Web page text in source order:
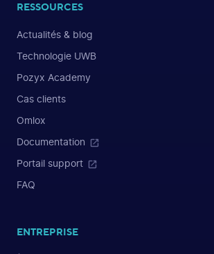
RESSOURCES
Actualités & blog
Technologie UWB
Pozyx Academy
Cas clients
Omlox
Documentation
Portail support
FAQ
ENTREPRISE